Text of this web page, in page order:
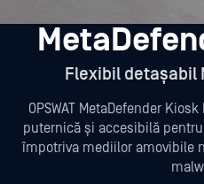
Flexibil detașabil
OPSWAT MetaDefender
puternică și accesibilă
împotriva mediilor amovibile